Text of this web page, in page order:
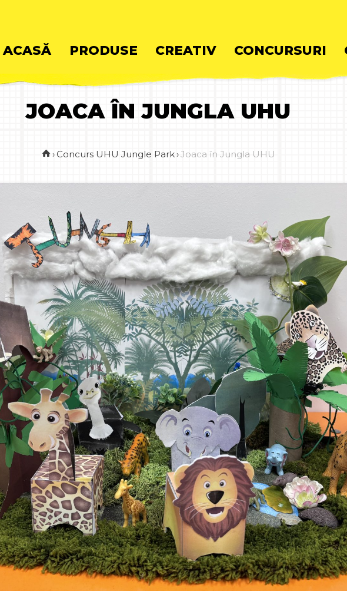
Skip
to
content
ACASĂ PRODUSE CREATIV CONCURSURI
JOACA ÎN JUNGLA UHU
› Concurs UHU Jungle Park›Joaca în Jungla UHU